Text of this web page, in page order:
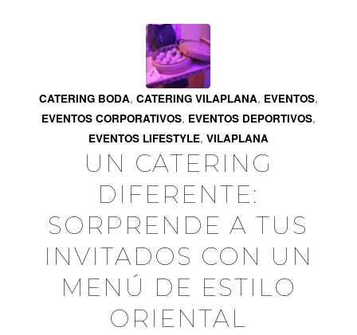
CATERING BODA, CATERING VILAPLANA, EVENTOS,
EVENTOS CORPORATIVOS, EVENTOS DEPORTIVOS,
EVENTOS LIFESTYLE, VILAPLANA
UN CATERING
DIFERENTE:
SORPRENDE A TUS
INVITADOS CON UN
MENÚ DE ESTILO
ORIENTAL